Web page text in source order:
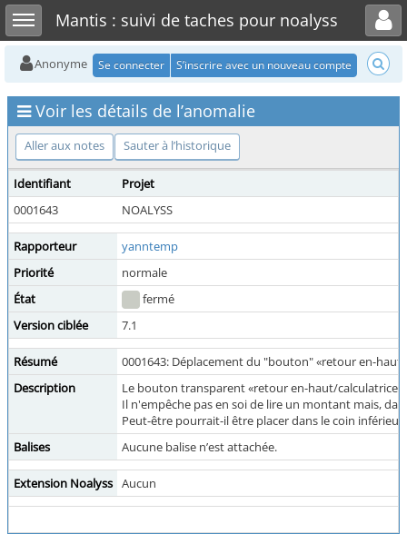
Toggle sidebarMantis : suivi de taches pour noalyss
Toggle user menu
Anonyme Se connecter S’inscrire avec un nouveau compte
Voir les détails de l’anomalie
Aller aux notes Sauter à l’historique
Identifiant
Projet
0001643
NOALYSS
Rapporteur
yanntemp
Priorité
normale
État
fermé
Version ciblée
7.1
Résumé
0001643: Déplacement du "bouton" «retour en-
Description
Le bouton transparent «retour en-haut/
Il n'empêche pas en soi de lire un montant mais,
Peut-être pourrait-il être placer dans le coin
Balises
Aucune balise n’est attachée.
Extension Noalyss Aucun